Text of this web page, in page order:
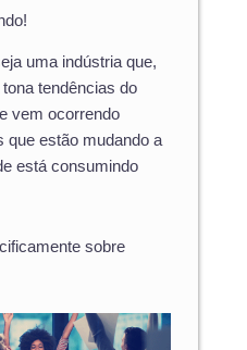
uma indústria que,
tendências do
vem ocorrendo
que estão mudando a
está consumindo
sobre